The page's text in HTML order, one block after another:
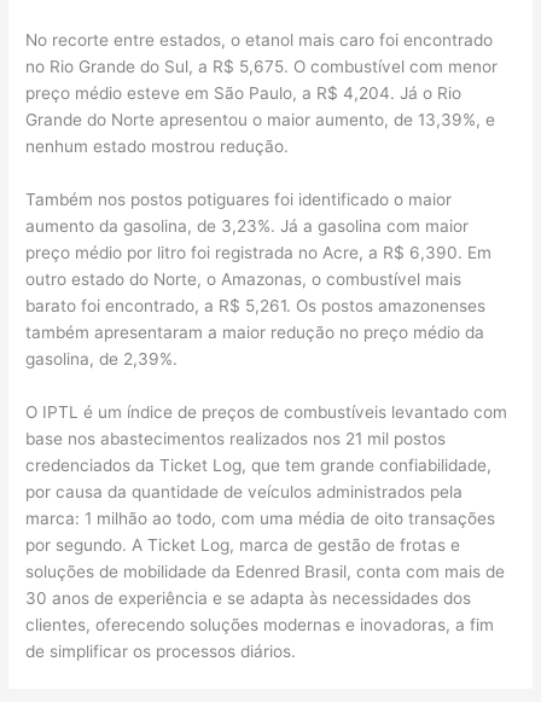
No recorte entre estados, o etanol mais caro foi encontrado
no Rio Grande do Sul, a R$ 5,675. O combustível com menor
preço médio esteve em São Paulo, a R$ 4,204. Já o Rio
Grande do Norte apresentou o maior aumento, de 13,39%, e
nenhum estado mostrou redução.
Também nos postos potiguares foi identificado o maior
aumento da gasolina, de 3,23%. Já a gasolina com maior
preço médio por litro foi registrada no Acre, a R$ 6,390. Em
outro estado do Norte, o Amazonas, o combustível mais
barato foi encontrado, a R$ 5,261. Os postos amazonenses
também apresentaram a maior redução no preço médio da
gasolina, de 2,39%.
O IPTL é um índice de preços de combustíveis levantado com
base nos abastecimentos realizados nos 21 mil postos
credenciados da Ticket Log, que tem grande confiabilidade,
por causa da quantidade de veículos administrados pela
marca: 1 milhão ao todo, com uma média de oito transações
por segundo. A Ticket Log, marca de gestão de frotas e
soluções de mobilidade da Edenred Brasil, conta com mais de
30 anos de experiência e se adapta às necessidades dos
clientes, oferecendo soluções modernas e inovadoras, a fim
de simplificar os processos diários.